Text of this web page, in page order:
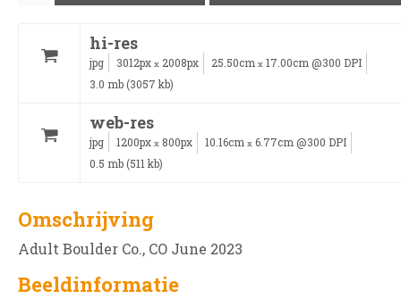
hi-res
jpg 3012px x 2008px 25.50cm x 17.00cm @300 DPI
3.0 mb (3057 kb)
web-res
jpg 1200px x 800px 10.16cm x 6.77cm @300 DPI
0.5 mb (511 kb)
Omschrijving
Adult Boulder Co., CO June 2023
Beeldinformatie